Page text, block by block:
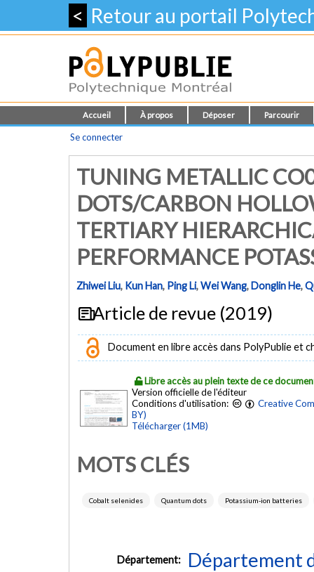
< Retour au portail
Accueil À propos Déposer Parcourir
Se connecter
TUNING METALLIC
DOTS/CARBON
TERTIARY
PERFORMANCE
Zhiwei Liu, Kun Han, Ping Li,Wei Wang,Donglin He,
Article de revue (2019)
Document en libre accès dans PolyPublie et
Libre accès au plein texte de ce
Version officielle de l'éditeur
Conditions d'utilisation:
Creative
BY)
Télécharger (1MB)
MOTS CLÉS
Cobalt selenides Quantum dots Potassium-ion batteries
Département: Département